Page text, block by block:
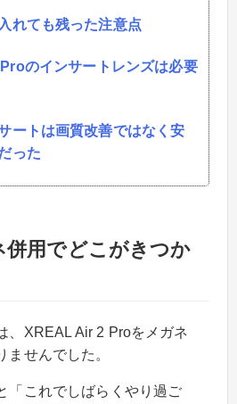
れても残った注意点
のインサートレンズは必要
ートは画質改善ではなく安
った
併用でどこがきつか
、XREAL Air 2 Proをメガネ
ませんでした。
「これでしばらくやり過ご